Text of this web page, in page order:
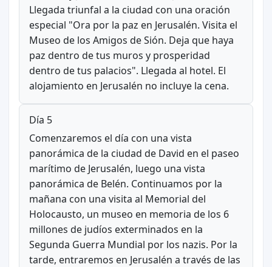
Llegada triunfal a la ciudad con una oración
especial "Ora por la paz en Jerusalén. Visita el
Museo de los Amigos de Sión. Deja que haya
paz dentro de tus muros y prosperidad
dentro de tus palacios". Llegada al hotel. El
alojamiento en Jerusalén no incluye la cena.
Día 5
Comenzaremos el día con una vista
panorámica de la ciudad de David en el paseo
marítimo de Jerusalén, luego una vista
panorámica de Belén. Continuamos por la
mañana con una visita al Memorial del
Holocausto, un museo en memoria de los 6
millones de judíos exterminados en la
Segunda Guerra Mundial por los nazis. Por la
tarde, entraremos en Jerusalén a través de las